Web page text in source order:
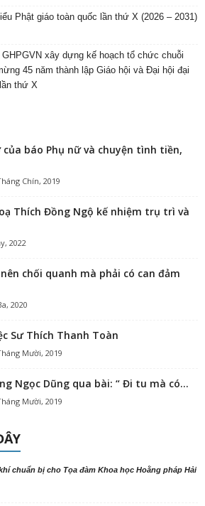
Phật giáo toàn quốc lần thứ X (2026 – 2031)
xây dựng kế hoạch tổ chức chuỗi
45 năm thành lập Giáo hội và Đại hội đại
thứ X
của báo Phụ nữ và chuyện tình tiền,
Chín, 2019
Thích Đồng Ngộ kế nhiệm trụ trì và
2022
chối quanh mà phải có can đảm
2020
Sư Thích Thanh Toàn
Mười, 2019
Ngọc Dũng qua bài: “ Đi tu mà có...
Mười, 2019
chuẩn bị cho Tọa đàm Khoa học Hoằng pháp Hải